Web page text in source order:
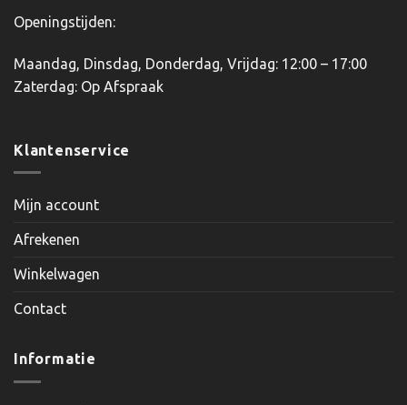
Openingstijden:
Maandag, Dinsdag, Donderdag, Vrijdag: 12:00 – 17:00
Zaterdag: Op Afspraak
Klantenservice
Mijn account
Afrekenen
Winkelwagen
Contact
Informatie